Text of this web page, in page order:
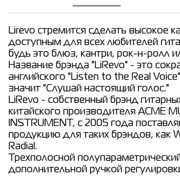
Lirevo стремится сделать высокое
доступным для всех любителей
будь это блюз, кантри, рок-н-ролл
Название брэнда "LiRevo" - это
английского "Listen to the Real
значит "Слушай настоящий голос."
LiRevo - собственный брэнд
китайского производителя ACME
INSTRUMENT, с 2005 года
продукцию для таких брэндов, как
Radial.
Трехполосной
дополнительной ручкой